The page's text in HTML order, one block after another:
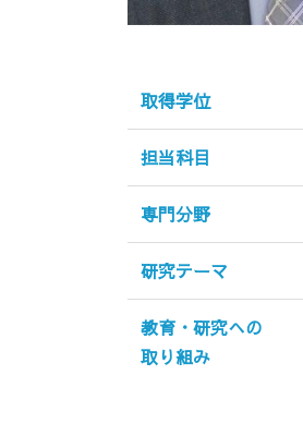
取得学位
担当科目
専門分野
研究テーマ
教育・研究への
取り組み